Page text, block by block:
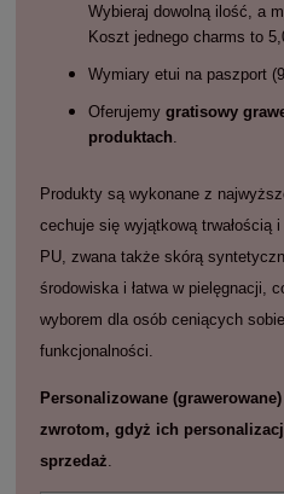
Wybieraj dowolną ilość, a
Koszt jednego charms to
Wymiary etui na paszport
Oferujemy gratisowy
produktach
Produkty są wykonane z
cechuje się wyjątkową trwałością
PU, zwana także skórą
środowiska i łatwa w pielęgnacji,
wyborem dla osób ceniących
funkcjonalności.
Personalizowane
zwrotom, gdyż ich
sprzedaż